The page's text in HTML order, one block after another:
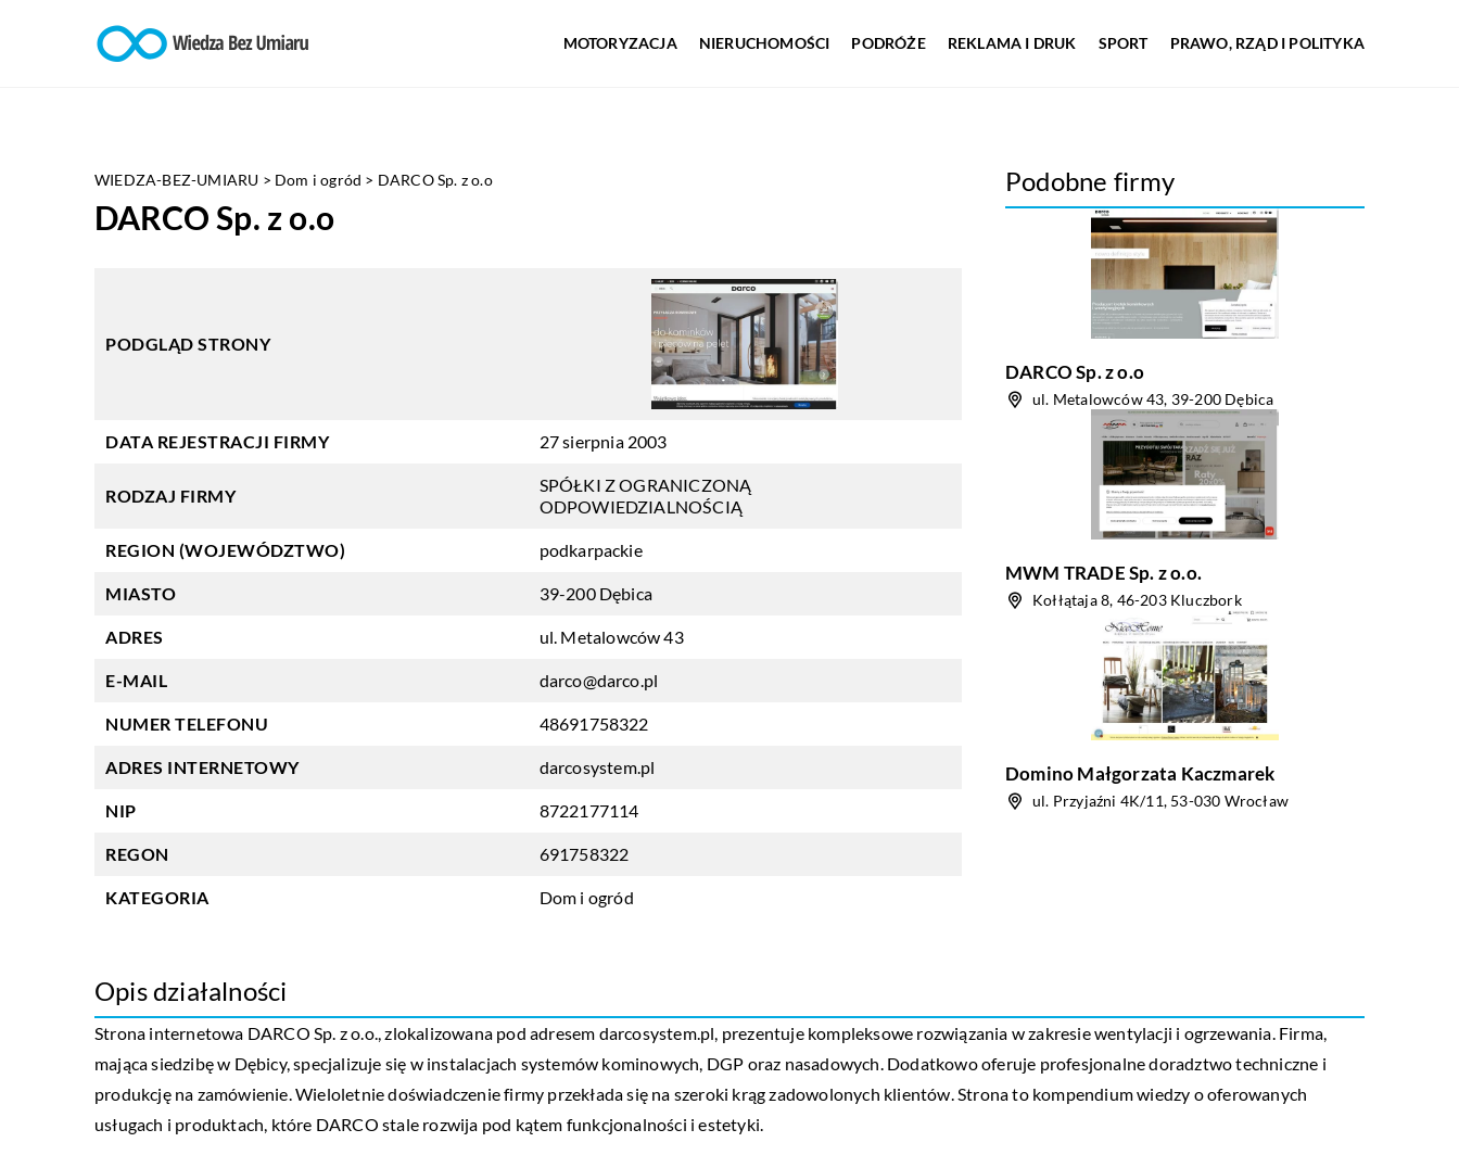
MOTORYZACJA NIERUCHOMOŚCI PODRÓŻE REKLAMA I DRUK SPORT PRAWO, RZĄD I POLITYKA
WIEDZA-BEZ-UMIARU > Dom i ogród > DARCO Sp. z o.o
DARCO Sp. z o.o
PODGLĄD STRONY
DATA REJESTRACJI FIRMY 27 sierpnia 2003
RODZAJ FIRMY
SPÓŁKI Z OGRANICZONĄ
ODPOWIEDZIALNOŚCIĄ
REGION (WOJEWÓDZTWO) podkarpackie
MIASTO 39-200 Dębica
ADRES ul. Metalowców 43
E-MAIL darco@darco.pl
NUMER TELEFONU 48691758322
ADRES INTERNETOWY darcosystem.pl
NIP 8722177114
REGON 691758322
KATEGORIA Dom i ogród
Podobne firmy
DARCO Sp. z o.o
ul. Metalowców 43, 39-200 Dębica
MWM TRADE Sp. z o.o.
Kołłątaja 8, 46-203 Kluczbork
Domino Małgorzata Kaczmarek
ul. Przyjaźni 4K/11, 53-030 Wrocław
Opis działalności
Strona internetowa DARCO Sp. z o.o., zlokalizowana pod adresem darcosystem.pl, prezentuje kompleksowe rozwiązania w zakresie wentylacji i ogrzewania. Firma,
mająca siedzibę w Dębicy, specjalizuje się w instalacjach systemów kominowych, DGP oraz nasadowych. Dodatkowo oferuje profesjonalne doradztwo techniczne i
produkcję na zamówienie. Wieloletnie doświadczenie firmy przekłada się na szeroki krąg zadowolonych klientów. Strona to kompendium wiedzy o oferowanych
usługach i produktach, które DARCO stale rozwija pod kątem funkcjonalności i estetyki.